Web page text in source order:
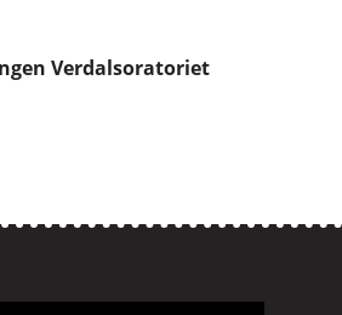
Verdalsoratoriet